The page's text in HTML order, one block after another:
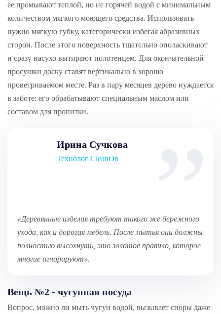
ее промывают теплой, но не горячей водой с минимальным
количеством мягкого моющего средства. Использовать
нужно мягкую губку, категорически избегая абразивных
сторон. После этого поверхность тщательно ополаскивают
и сразу насухо вытирают полотенцем. Для окончательной
просушки доску ставят вертикально в хорошо
проветриваемом месте. Раз в пару месяцев дерево нуждается
в заботе: его обрабатывают специальным маслом или
составом для пропитки.
Ирина Сучкова
Технолог CleanOn
«Деревянные изделия требуют такого же бережного
ухода, как и дорогая мебель. После мытья они должны
полностью высохнуть, это золотое правило, которое
многие игнорируют».
Вещь №2 - чугунная посуда
Вопрос, можно ли мыть чугун водой, вызывает споры даже